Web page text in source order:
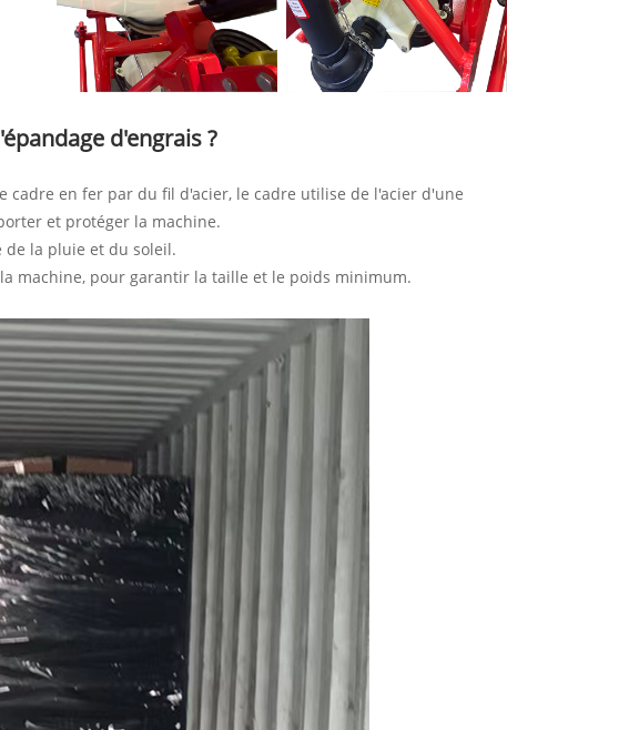
d'engrais ?
cadre en fer par du fil d'acier, le cadre utilise de l'acier d'une
et protéger la machine.
la pluie et du soleil.
machine, pour garantir la taille et le poids minimum.